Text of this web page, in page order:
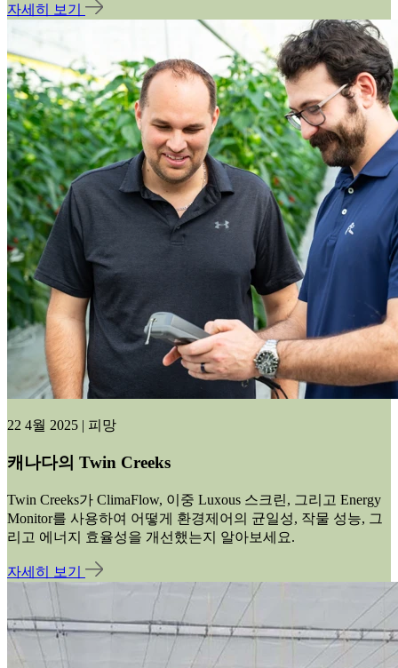
자세히 보기
22 4월 2025 | 피망
캐나다의 Twin Creeks
Twin Creeks가 ClimaFlow, 이중 Luxous 스크린, 그리고 Energy
Monitor를 사용하여 어떻게 환경제어의 균일성, 작물 성능, 그
리고 에너지 효율성을 개선했는지 알아보세요.
자세히 보기